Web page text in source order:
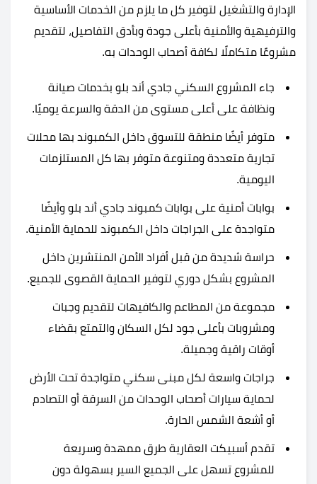
الإدارة والتشغيل لتوفير كل ما يلزم من الخدمات الأساسية
والترفيهية والأمنية بأعلى جودة وبأدق التفاصيل، لتقديم
مشروعًا متكاملًا لكافة أصحاب الوحدات به.
جاء المشروع السكني جادي أند بلو بخدمات صيانة
ونظافة على أعلى مستوى من الدقة والسرعة يوميًا.
متوفر أيضًا منطقة للتسوق داخل الكمبوند بها محلات
تجارية متعددة ومتنوعة متوفر بها كل المستلزمات
اليومية.
بوابات أمنية على بوابات كمبوند جادي أند بلو وأيضًا
متواجدة على الجراجات داخل الكمبوند للحماية الأمنية.
حراسة شديدة من قبل أفراد الأمن المنتشرين داخل
المشروع بشكل دوري لتوفير الحماية القصوى للجميع.
مجموعة من المطاعم والكافيهات لتقديم وجبات
ومشروبات بأعلى جود لكل السكان والتمتع بقضاء
أوقات راقية وجميلة.
جراجات واسعة لكل مبنى سكني متواجدة تحت الأرض
لحماية سيارات أصحاب الوحدات من السرقة أو التصادم
أو أشعة الشمس الحارة.
تقدم أسبيكت العقارية طرق ممهدة وسريعة
للمشروع تسهل على الجميع السير بسهولة دون